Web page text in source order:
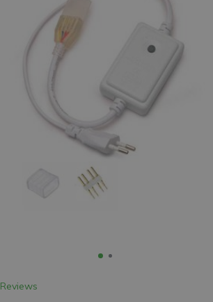
Reviews